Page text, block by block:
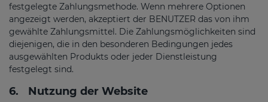
festgelegte Zahlungsmethode. Wenn mehrere Optionen
angezeigt werden, akzeptiert der BENUTZER das von ihm
gewählte Zahlungsmittel. Die Zahlungsmöglichkeiten sind
diejenigen, die in den besonderen Bedingungen jedes
ausgewählten Produkts oder jeder Dienstleistung
festgelegt sind.
6. Nutzung der Website